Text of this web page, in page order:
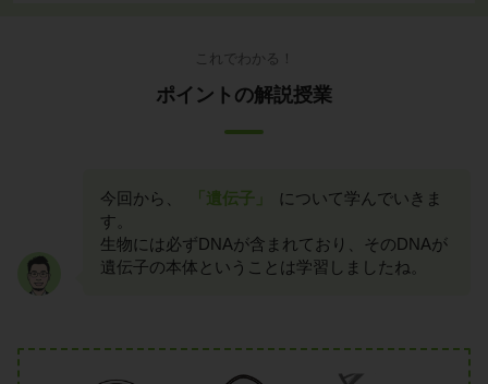
これでわかる！
ポイントの解説授業
今回から、 「遺伝子」
について学んでいきま
す。
生物には必ずDNAが含まれており、そのDNAが
遺伝子の本体ということは学習しましたね。